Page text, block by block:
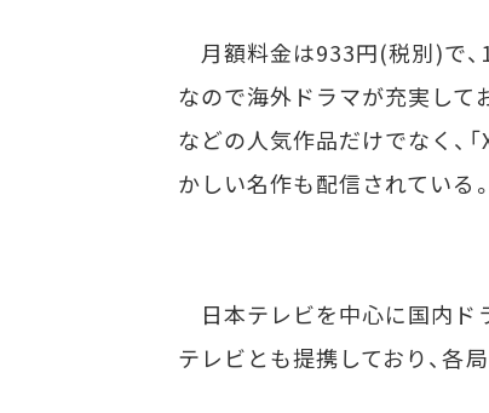
月額料金は933円(税別)で、
なので海外ドラマが充実して
などの人気作品だけでなく、「
かしい名作も配信されている。
日本テレビを中心に国内ド
テレビとも提携しており、各